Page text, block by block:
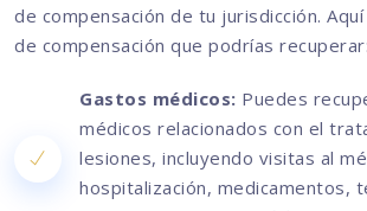
de compensación de tu jurisdicción.
de compensación que podrías recuperar:
Gastos médicos: Puedes
médicos relacionados con el
lesiones, incluyendo visitas al
hospitalización, medicamentos,